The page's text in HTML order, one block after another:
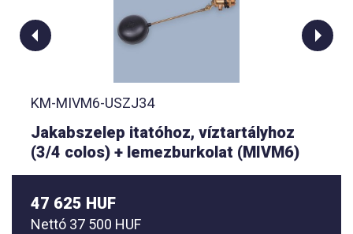
KM-MIVM6-USZJ34
Jakabszelep itatóhoz, víztartályhoz
(3/4 colos) + lemezburkolat (MIVM6)
47 625 HUF
Nettó 37 500 HUF